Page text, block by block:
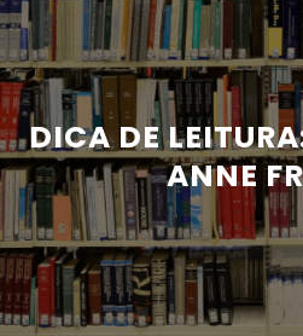
DICA DE
ANNE